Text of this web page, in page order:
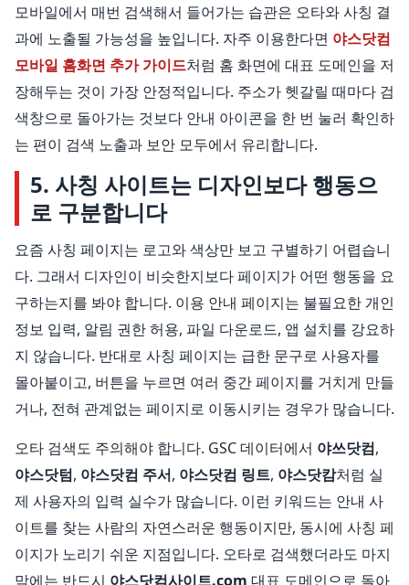
모바일에서 매번 검색해서 들어가는 습관은 오타와 사칭 결
과에 노출될 가능성을 높입니다. 자주 이용한다면 야스닷컴
모바일 홈화면 추가 가이드처럼 홈 화면에 대표 도메인을 저
장해두는 것이 가장 안정적입니다. 주소가 헷갈릴 때마다 검
색창으로 돌아가는 것보다 안내 아이콘을 한 번 눌러 확인하
는 편이 검색 노출과 보안 모두에서 유리합니다.
5. 사칭 사이트는 디자인보다 행동으
로 구분합니다
요즘 사칭 페이지는 로고와 색상만 보고 구별하기 어렵습니
다. 그래서 디자인이 비슷한지보다 페이지가 어떤 행동을 요
구하는지를 봐야 합니다. 이용 안내 페이지는 불필요한 개인
정보 입력, 알림 권한 허용, 파일 다운로드, 앱 설치를 강요하
지 않습니다. 반대로 사칭 페이지는 급한 문구로 사용자를
몰아붙이고, 버튼을 누르면 여러 중간 페이지를 거치게 만들
거나, 전혀 관계없는 페이지로 이동시키는 경우가 많습니다.
오타 검색도 주의해야 합니다. GSC 데이터에서 야쓰닷컴,
야스닷텀, 야스닷컴 주서, 야스닷컴 링트, 야스닷캄처럼 실
제 사용자의 입력 실수가 많습니다. 이런 키워드는 안내 사
이트를 찾는 사람의 자연스러운 행동이지만, 동시에 사칭 페
이지가 노리기 쉬운 지점입니다. 오타로 검색했더라도 마지
막에는 반드시 야스닷컴사이트.com 대표 도메인으로 돌아